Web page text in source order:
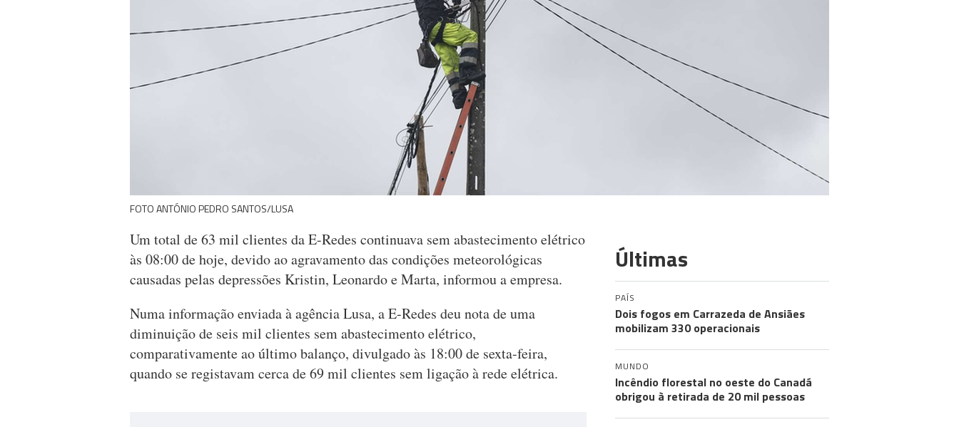
FOTO ANTÓNIO PEDRO SANTOS/LUSA
Um total de 63 mil clientes da E-Redes continuava sem abastecimento elétrico
às 08:00 de hoje, devido ao agravamento das condições meteorológicas
causadas pelas depressões Kristin, Leonardo e Marta, informou a empresa.
Numa informação enviada à agência Lusa, a E-Redes deu nota de uma
diminuição de seis mil clientes sem abastecimento elétrico,
comparativamente ao último balanço, divulgado às 18:00 de sexta-feira,
quando se registavam cerca de 69 mil clientes sem ligação à rede elétrica.
Últimas
PAÍS
Dois fogos em Carrazeda de Ansiães
mobilizam 330 operacionais
MUNDO
Incêndio florestal no oeste do Canadá
obrigou à retirada de 20 mil pessoas